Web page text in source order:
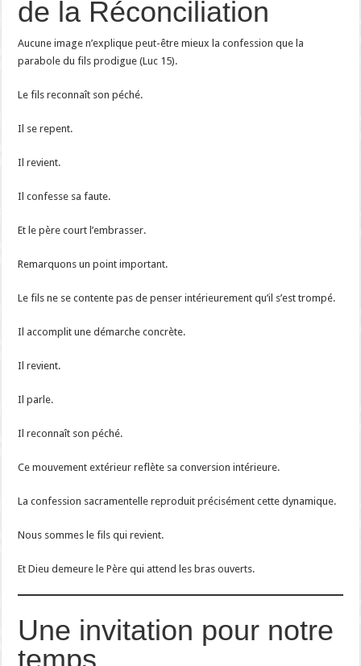
de la Réconciliation
Aucune image n’explique peut-être mieux la confession que la
parabole du fils prodigue (Luc 15).
Le fils reconnaît son péché.
Il se repent.
Il revient.
Il confesse sa faute.
Et le père court l’embrasser.
Remarquons un point important.
Le fils ne se contente pas de penser intérieurement qu’il s’est trompé.
Il accomplit une démarche concrète.
Il revient.
Il parle.
Il reconnaît son péché.
Ce mouvement extérieur reflète sa conversion intérieure.
La confession sacramentelle reproduit précisément cette dynamique.
Nous sommes le fils qui revient.
Et Dieu demeure le Père qui attend les bras ouverts.
Une invitation pour notre
temps